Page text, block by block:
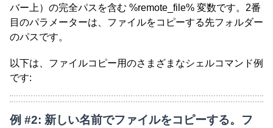
バー上）の完全パスを含む %remote_file% 変数です。2番
目のパラメーターは、ファイルをコピーする先フォルダー
のパスです。
以下は、ファイルコピー用のさまざまなシェルコマンド例
です:
例 #2: 新しい名前でファイルをコピーする。フ